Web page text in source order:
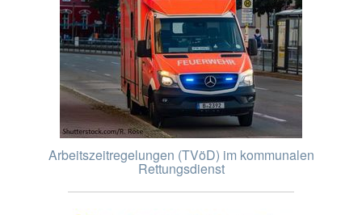
Arbeitszeitregelungen (TVöD) im kommunalen
Rettungsdienst